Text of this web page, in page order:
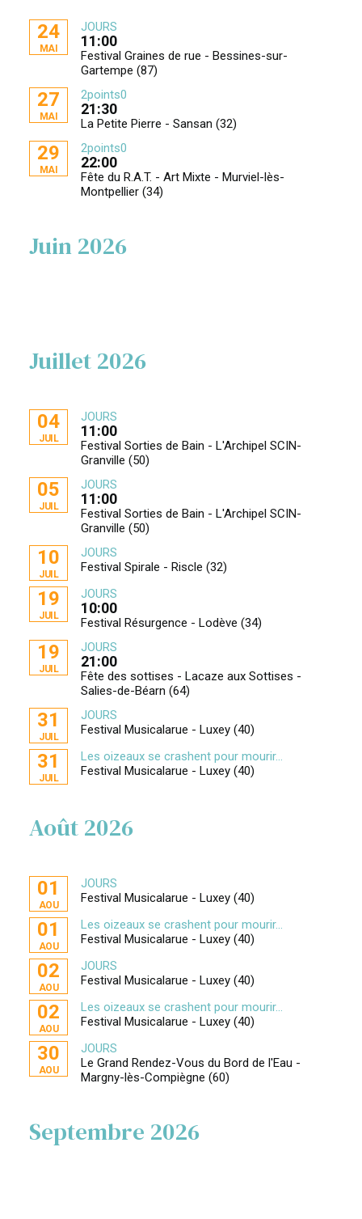
24
MAI
JOURS
11:00
Festival Graines de rue - Bessines-sur-
Gartempe (87)
27
MAI
2points0
21:30
La Petite Pierre - Sansan (32)
29
MAI
2points0
22:00
Fête du R.A.T. - Art Mixte - Murviel-lès-
Montpellier (34)
Juin 2026
Juillet 2026
04
JUIL
JOURS
11:00
Festival Sorties de Bain - L'Archipel SCIN-
Granville (50)
05
JUIL
JOURS
11:00
Festival Sorties de Bain - L'Archipel SCIN-
Granville (50)
10
JUIL
JOURS
Festival Spirale - Riscle (32)
19
JUIL
JOURS
10:00
Festival Résurgence - Lodève (34)
19
JUIL
JOURS
21:00
Fête des sottises - Lacaze aux Sottises -
Salies-de-Béarn (64)
31
JUIL
JOURS
Festival Musicalarue - Luxey (40)
31
JUIL
Les oizeaux se crashent pour mourir...
Festival Musicalarue - Luxey (40)
Août 2026
01
AOU
JOURS
Festival Musicalarue - Luxey (40)
01
AOU
Les oizeaux se crashent pour mourir...
Festival Musicalarue - Luxey (40)
02
AOU
JOURS
Festival Musicalarue - Luxey (40)
02
AOU
Les oizeaux se crashent pour mourir...
Festival Musicalarue - Luxey (40)
30
AOU
JOURS
Le Grand Rendez-Vous du Bord de l'Eau -
Margny-lès-Compiègne (60)
Septembre 2026